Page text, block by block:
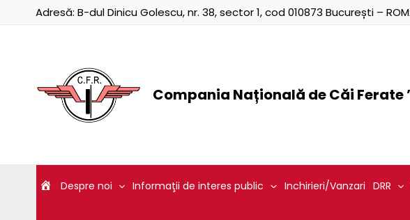
Adresă: B-dul Dinicu Golescu, nr. 38, sector 1, cod 010873 București –
Compania Națională de Căi Ferate
Despre noi Informaţii de interes public Inchirieri/Vanzari DRR